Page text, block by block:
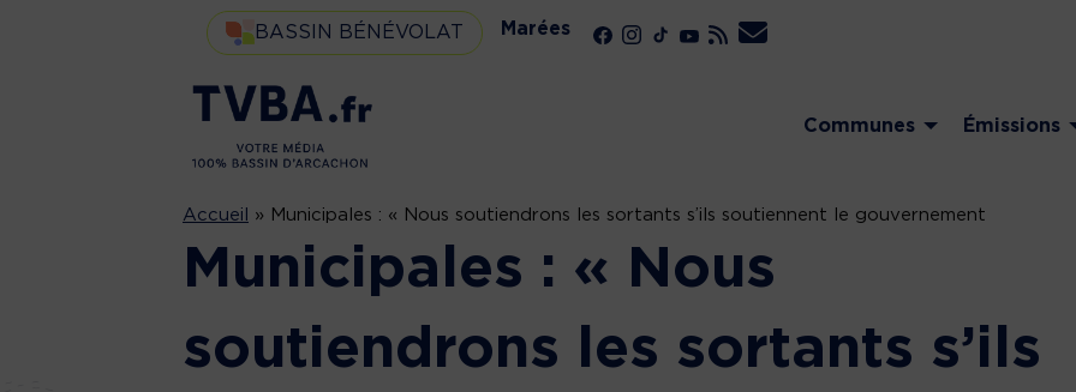
BASSIN BÉNÉVOLAT Marées
Communes Émissions
Accueil » Municipales : « Nous soutiendrons les sortants s’ils soutiennent le gouvernement
Municipales : « Nous
soutiendrons les sortants s’ils